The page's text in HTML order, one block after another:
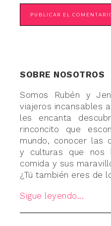
SOBRE NOSOTROS
Somos Rubén y
viajeros incansables
les encanta
rinconcito que
mundo, conocer las
y culturas que nos
comida y sus
¿Tú también eres de
Sigue leyendo...